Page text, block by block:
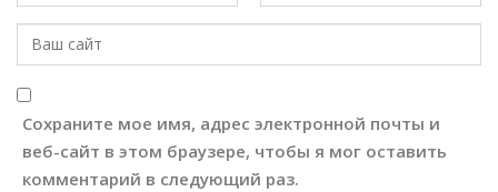
Сохраните мое имя, адрес электронной почты и
веб-сайт в этом браузере, чтобы я мог оставить
комментарий в следующий раз.